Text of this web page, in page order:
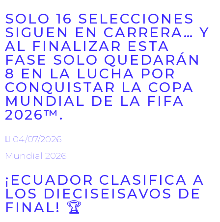
SOLO 16 SELECCIONES
SIGUEN EN CARRERA… Y
AL FINALIZAR ESTA
FASE SOLO QUEDARÁN
8 EN LA LUCHA POR
CONQUISTAR LA COPA
MUNDIAL DE LA FIFA
2026™.
04/07/2026
Mundial 2026
¡ECUADOR CLASIFICA A
LOS DIECISEISAVOS DE
FINAL! 🏆